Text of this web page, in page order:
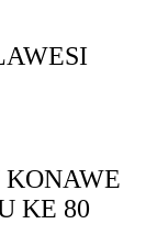
KE 80